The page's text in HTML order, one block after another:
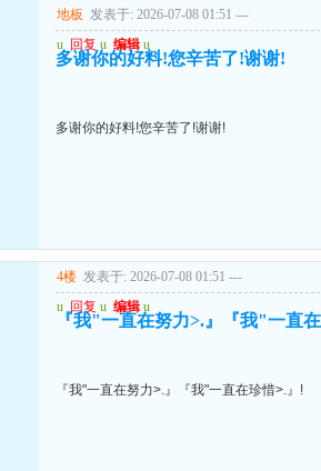
地板 发表于: 2026-07-08 01:51 ---
u 回复 u 编辑 u
多谢你的好料!您辛苦了!谢谢!
多谢你的好料!您辛苦了!谢谢!
4楼 发表于: 2026-07-08 01:51 ---
u 回复 u 编辑 u
『我"一直在努力>.』『我"一直
『我"一直在努力>.』『我"一直在珍惜>.』!